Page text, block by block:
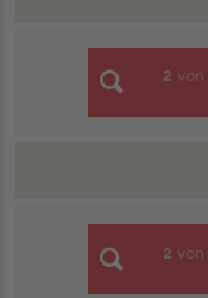
2 von
2 von